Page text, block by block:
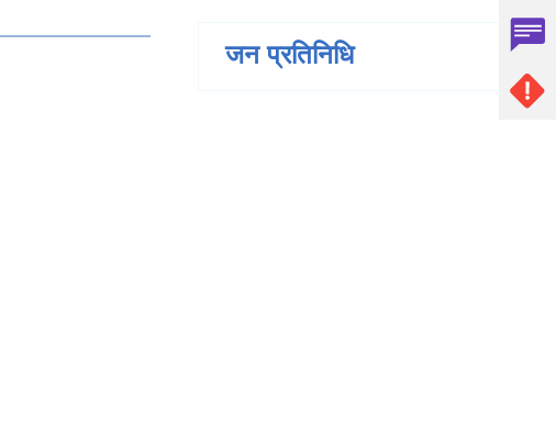
जन प्रतिनिधि